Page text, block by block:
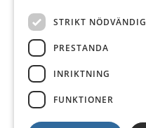
STRIKT
PRESTANDA
INRIKTNING
FUNKTIONER